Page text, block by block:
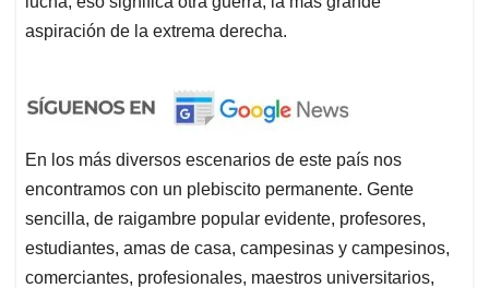
aspiración de la extrema derecha.
En los más diversos escenarios de este país nos
encontramos con un plebiscito permanente. Gente
sencilla, de raigambre popular evidente, profesores,
estudiantes, amas de casa, campesinas y campesinos,
comerciantes, profesionales, maestros universitarios,